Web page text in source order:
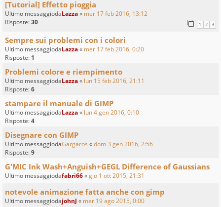
[Tutorial] Effetto pioggia
Ultimo messaggiodaLazza« mer 17 feb 2016, 13:12
Risposte:30 1 2 3
Sempre sui problemi con i colori
Ultimo messaggiodaLazza« mer 17 feb 2016, 0:20
Risposte: 1
Problemi colore e riempimento
Ultimo messaggiodaLazza« lun 15 feb 2016, 21:11
Risposte:6
stampare il manuale di GIMP
Ultimo messaggiodaLazza« lun 4 gen 2016, 0:10
Risposte:4
Disegnare con GIMP
Ultimo messaggiodaGargaros «dom 3 gen 2016, 2:56
Risposte:9
G'MIC Ink Wash+Anguish+GEGL Difference of Gaussians
Ultimo messaggiodafabri66«gio 1 ott 2015, 21:31
notevole animazione fatta anche con gimp
Ultimo messaggiodajohnJ « mer 19 ago 2015, 0:00